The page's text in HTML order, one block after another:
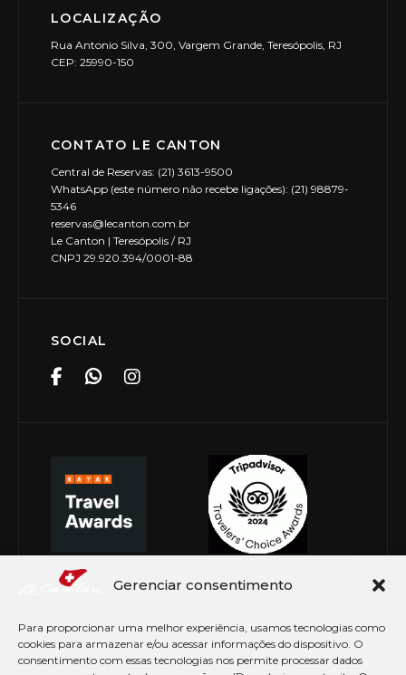
Gerenciar consentimento
Para proporcionar uma melhor experiência, usamos tecnologias como
cookies para armazenar e/ou acessar informações do dispositivo. O
consentimento com essas tecnologias nos permite processar dados
LOCALIZAÇÃO
Rua Antonio Silva, 300, Vargem Grande, Teresópolis, RJ
CEP: 25990-150
CONTATO LE CANTON
Central de Reservas: (21) 3613-9500
WhatsApp (este número não recebe ligações): (21) 98879-
5346
reservas@lecanton.com.br
Le Canton | Teresópolis / RJ
CNPJ 29.920.394/0001-88
SOCIAL